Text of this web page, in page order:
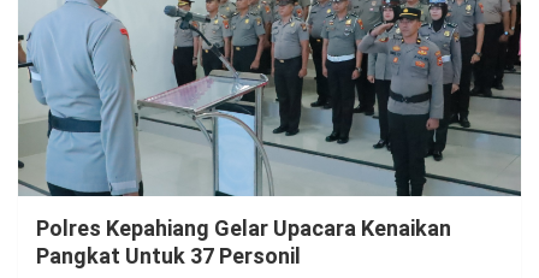
Polres Kepahiang Gelar Upacara Kenaikan
Pangkat Untuk 37 Personil